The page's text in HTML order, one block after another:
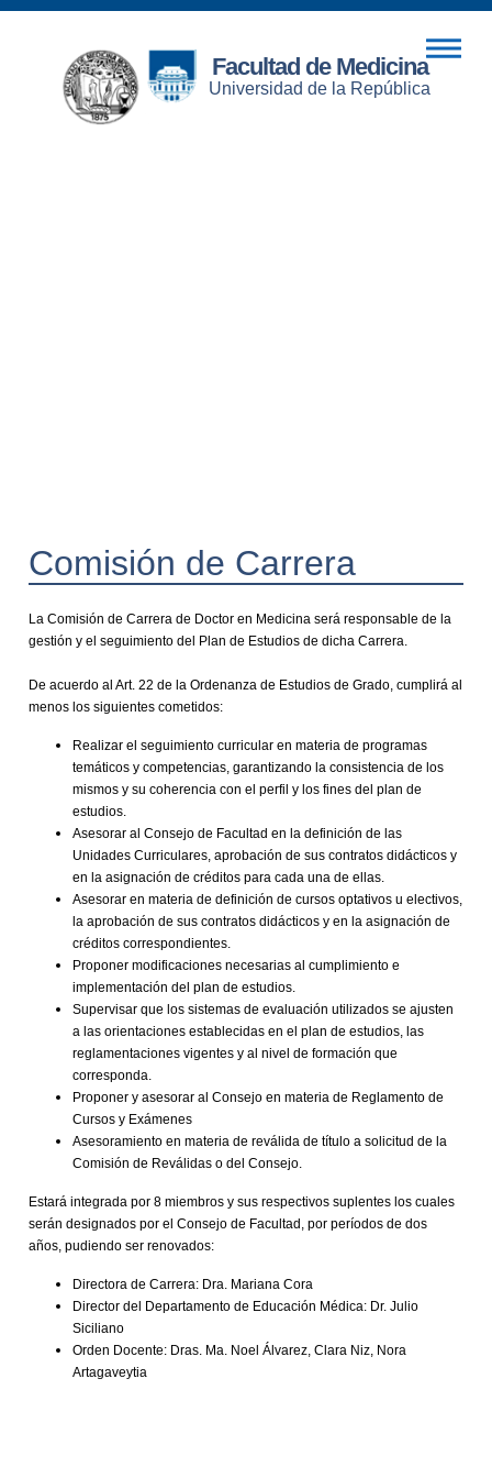
Facultad de Medicina
Universidad de la República
Comisión de Carrera
La Comisión de Carrera de Doctor en Medicina será responsable de la
gestión y el seguimiento del Plan de Estudios de dicha Carrera.
De acuerdo al Art. 22 de la Ordenanza de Estudios de Grado, cumplirá al
menos los siguientes cometidos:
Realizar el seguimiento curricular en materia de programas
temáticos y competencias, garantizando la consistencia de los
mismos y su coherencia con el perfil y los fines del plan de
estudios.
Asesorar al Consejo de Facultad en la definición de las
Unidades Curriculares, aprobación de sus contratos didácticos y
en la asignación de créditos para cada una de ellas.
Asesorar en materia de definición de cursos optativos u electivos,
la aprobación de sus contratos didácticos y en la asignación de
créditos correspondientes.
Proponer modificaciones necesarias al cumplimiento e
implementación del plan de estudios.
Supervisar que los sistemas de evaluación utilizados se ajusten
a las orientaciones establecidas en el plan de estudios, las
reglamentaciones vigentes y al nivel de formación que
corresponda.
Proponer y asesorar al Consejo en materia de Reglamento de
Cursos y Exámenes
Asesoramiento en materia de reválida de título a solicitud de la
Comisión de Reválidas o del Consejo.
Estará integrada por 8 miembros y sus respectivos suplentes los cuales
serán designados por el Consejo de Facultad, por períodos de dos
años, pudiendo ser renovados:
Directora de Carrera: Dra. Mariana Cora
Director del Departamento de Educación Médica: Dr. Julio
Siciliano
Orden Docente: Dras. Ma. Noel Álvarez, Clara Niz, Nora
Artagaveytia